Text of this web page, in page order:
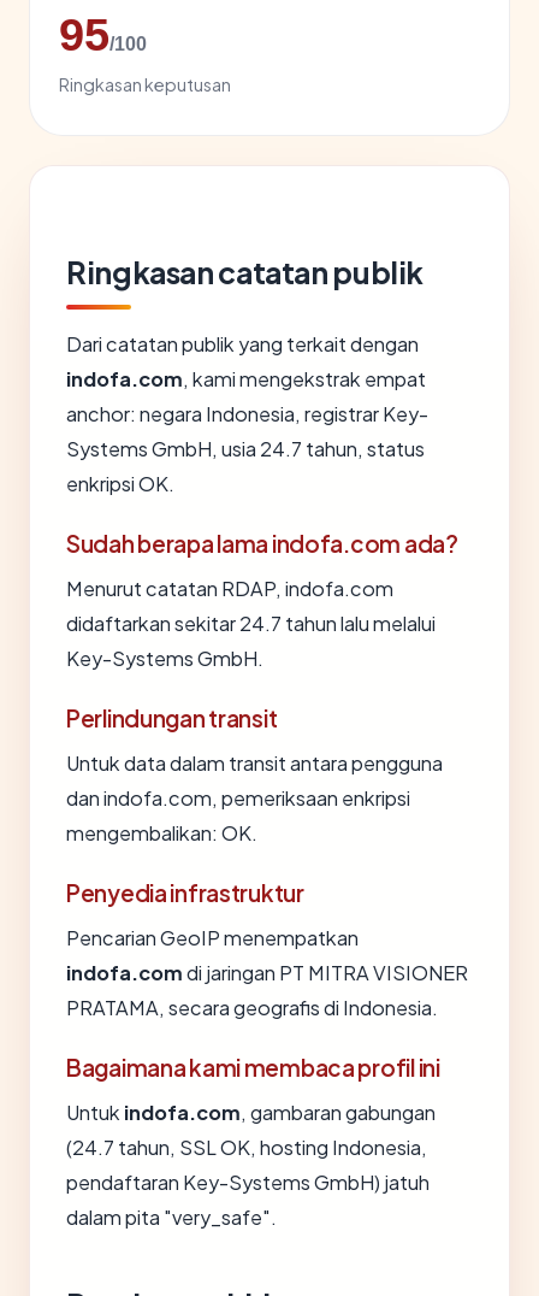
95/100
Ringkasan keputusan
Ringkasan catatan publik
Dari catatan publik yang terkait dengan
indofa.com, kami mengekstrak empat
anchor: negara Indonesia, registrar Key-
Systems GmbH, usia 24.7 tahun, status
enkripsi OK.
Sudah berapa lama indofa.com ada?
Menurut catatan RDAP, indofa.com
didaftarkan sekitar 24.7 tahun lalu melalui
Key-Systems GmbH.
Perlindungan transit
Untuk data dalam transit antara pengguna
dan indofa.com, pemeriksaan enkripsi
mengembalikan: OK.
Penyedia infrastruktur
Pencarian GeoIP menempatkan
indofa.comdi jaringan PT MITRA VISIONER
PRATAMA, secara geografis di Indonesia.
Bagaimana kami membaca profil ini
Untuk indofa.com, gambaran gabungan
(24.7 tahun, SSL OK, hosting Indonesia,
pendaftaran Key-Systems GmbH) jatuh
dalam pita "very_safe".